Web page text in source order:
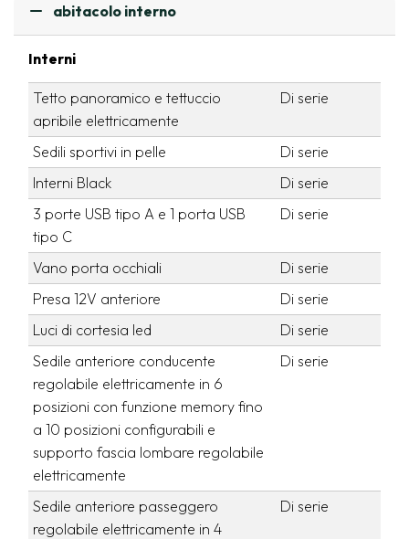
abitacolo interno
Interni
Tetto panoramico e tettuccio
apribile elettricamente
Di serie
Sedili sportivi in pelle
Di serie
Interni Black
Di serie
3 porte USB tipo A e 1 porta USB
tipo C
Di serie
Vano porta occhiali
Di serie
Presa 12V anteriore
Di serie
Luci di cortesia led
Di serie
Sedile anteriore conducente
regolabile elettricamente in 6
posizioni con funzione memory fino
a 10 posizioni configurabili e
supporto fascia lombare regolabile
elettricamente
Di serie
Sedile anteriore passeggero
regolabile elettricamente in 4
Di serie